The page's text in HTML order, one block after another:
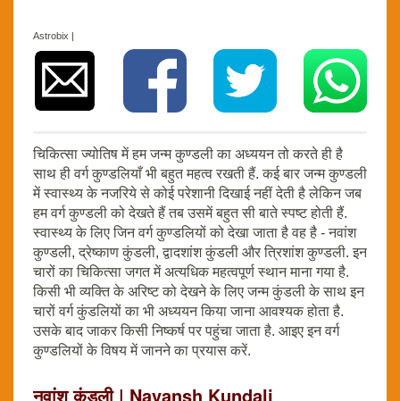
Astrobix |
चिकित्सा ज्योतिष में हम जन्म कुण्डली का अध्ययन तो करते ही है
साथ ही वर्ग कुण्डलियाँ भी बहुत महत्व रखती हैं. कई बार जन्म कुण्डली
में स्वास्थ्य के नजरिये से कोई परेशानी दिखाई नहीं देती है लेकिन जब
हम वर्ग कुण्डली को देखते हैं तब उसमें बहुत सी बाते स्पष्ट होती हैं.
स्वास्थ्य के लिए जिन वर्ग कुण्डलियों को देखा जाता है वह है - नवांश
कुण्डली, द्रेष्काण कुंडली, द्वादशांश कुंडली और त्रिशांश कुण्डली. इन
चारों का चिकित्सा जगत में अत्यधिक महत्वपूर्ण स्थान माना गया है.
किसी भी व्यक्ति के अरिष्ट को देखने के लिए जन्म कुंडली के साथ इन
चारों वर्ग कुंडलियों का भी अध्ययन किया जाना आवश्यक होता है.
उसके बाद जाकर किसी निष्कर्ष पर पहुंचा जाता है. आइए इन वर्ग
कुण्डलियों के विषय में जानने का प्रयास करें.
नवांश कुंडली | Navansh Kundali